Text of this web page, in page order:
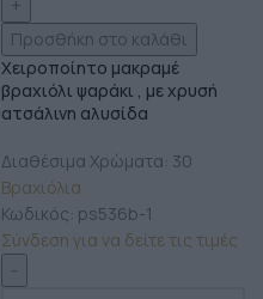
Προσθήκη στο καλάθι
Χειροποίητο μακραμέ
βραχιόλι ψαράκι , με χρυσή
ατσάλινη αλυσίδα
Διαθέσιμα Χρώματα: 30
Βραχιόλια
Κωδικός: ps536b-1
Σύνδεση για να δείτε τις τιμές